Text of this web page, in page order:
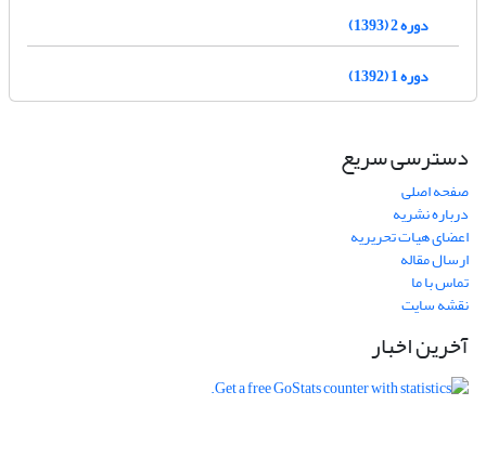
دوره 2 (1393)
دوره 1 (1392)
دسترسی سریع
صفحه اصلی
درباره نشریه
اعضای هیات تحریریه
ارسال مقاله
تماس با ما
نقشه سایت
آخرین اخبار